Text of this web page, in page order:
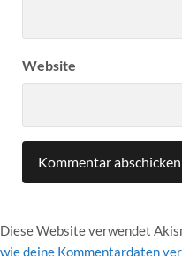
Website
Diese Website verwendet
wie deine Kommentardaten